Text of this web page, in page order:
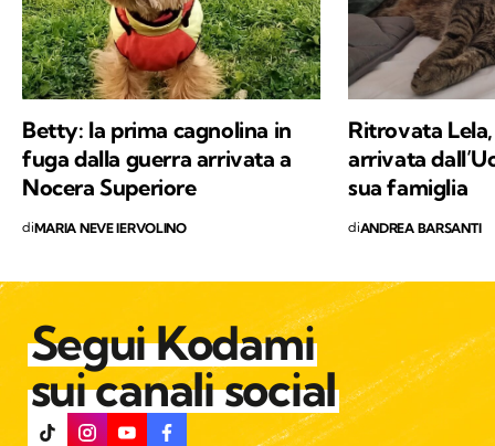
approccio consapevole ma agile ai problemi
del mondo.
Betty: la prima cagnolina in
fuga dalla guerra arrivata a
Nocera Superiore
diMARIA NEVE IERVOLINO
Ritrovata
arrivata
sua famiglia
diANDREA BARSANTI
Segui Kodami
sui canali social